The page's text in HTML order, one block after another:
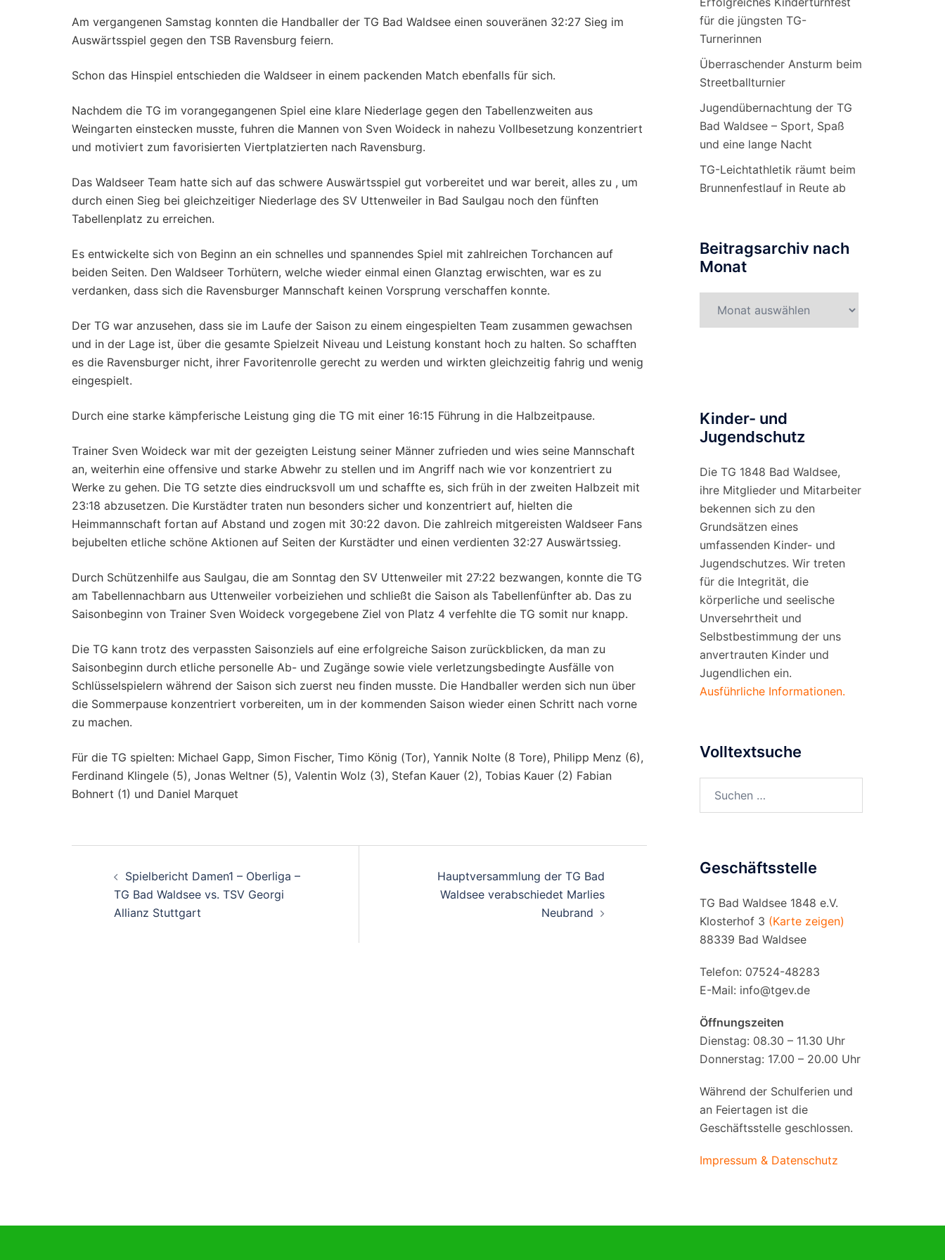
Am vergangenen Samstag konnten die Handballer der TG Bad Waldsee einen souveränen 32:27 Sieg im
Auswärtsspiel gegen den TSB Ravensburg feiern.
Schon das Hinspiel entschieden die Waldseer in einem packenden Match ebenfalls für sich.
Nachdem die TG im vorangegangenen Spiel eine klare Niederlage gegen den Tabellenzweiten aus
Weingarten einstecken musste, fuhren die Mannen von Sven Woideck in nahezu Vollbesetzung konzentriert
und motiviert zum favorisierten Viertplatzierten nach Ravensburg.
Das Waldseer Team hatte sich auf das schwere Auswärtsspiel gut vorbereitet und war bereit, alles zu , um
durch einen Sieg bei gleichzeitiger Niederlage des SV Uttenweiler in Bad Saulgau noch den fünften
Tabellenplatz zu erreichen.
Es entwickelte sich von Beginn an ein schnelles und spannendes Spiel mit zahlreichen Torchancen auf
beiden Seiten. Den Waldseer Torhütern, welche wieder einmal einen Glanztag erwischten, war es zu
verdanken, dass sich die Ravensburger Mannschaft keinen Vorsprung verschaffen konnte.
Der TG war anzusehen, dass sie im Laufe der Saison zu einem eingespielten Team zusammen gewachsen
und in der Lage ist, über die gesamte Spielzeit Niveau und Leistung konstant hoch zu halten. So schafften
es die Ravensburger nicht, ihrer Favoritenrolle gerecht zu werden und wirkten gleichzeitig fahrig und wenig
eingespielt.
Durch eine starke kämpferische Leistung ging die TG mit einer 16:15 Führung in die Halbzeitpause.
Trainer Sven Woideck war mit der gezeigten Leistung seiner Männer zufrieden und wies seine Mannschaft
an, weiterhin eine offensive und starke Abwehr zu stellen und im Angriff nach wie vor konzentriert zu
Werke zu gehen. Die TG setzte dies eindrucksvoll um und schaffte es, sich früh in der zweiten Halbzeit mit
23:18 abzusetzen. Die Kurstädter traten nun besonders sicher und konzentriert auf, hielten die
Heimmannschaft fortan auf Abstand und zogen mit 30:22 davon. Die zahlreich mitgereisten Waldseer Fans
bejubelten etliche schöne Aktionen auf Seiten der Kurstädter und einen verdienten 32:27 Auswärtssieg.
Durch Schützenhilfe aus Saulgau, die am Sonntag den SV Uttenweiler mit 27:22 bezwangen, konnte die TG
am Tabellennachbarn aus Uttenweiler vorbeiziehen und schließt die Saison als Tabellenfünfter ab. Das zu
Saisonbeginn von Trainer Sven Woideck vorgegebene Ziel von Platz 4 verfehlte die TG somit nur knapp.
Die TG kann trotz des verpassten Saisonziels auf eine erfolgreiche Saison zurückblicken, da man zu
Saisonbeginn durch etliche personelle Ab- und Zugänge sowie viele verletzungsbedingte Ausfälle von
Schlüsselspielern während der Saison sich zuerst neu finden musste. Die Handballer werden sich nun über
die Sommerpause konzentriert vorbereiten, um in der kommenden Saison wieder einen Schritt nach vorne
zu machen.
Für die TG spielten: Michael Gapp, Simon Fischer, Timo König (Tor), Yannik Nolte (8 Tore), Philipp Menz (6),
Ferdinand Klingele (5), Jonas Weltner (5), Valentin Wolz (3), Stefan Kauer (2), Tobias Kauer (2) Fabian
Bohnert (1) und Daniel Marquet
Spielbericht Damen1 – Oberliga –
TG Bad Waldsee vs. TSV Georgi
Allianz Stuttgart
Hauptversammlung der TG Bad
Waldsee verabschiedet Marlies
Neubrand
für die jüngsten TG-
Turnerinnen
Überraschender Ansturm beim
Streetballturnier
Jugendübernachtung der TG
Bad Waldsee – Sport, Spaß
und eine lange Nacht
TG-Leichtathletik räumt beim
Brunnenfestlauf in Reute ab
Beitragsarchiv nach
Monat
Kinder- und
Jugendschutz
Die TG 1848 Bad Waldsee,
ihre Mitglieder und Mitarbeiter
bekennen sich zu den
Grundsätzen eines
umfassenden Kinder- und
Jugendschutzes. Wir treten
für die Integrität, die
körperliche und seelische
Unversehrtheit und
Selbstbestimmung der uns
anvertrauten Kinder und
Jugendlichen ein.
Ausführliche Informationen.
Volltextsuche
Geschäftsstelle
TG Bad Waldsee 1848 e.V.
Klosterhof 3 (Karte zeigen)
88339 Bad Waldsee
Telefon: 07524-48283
E-Mail: info@tgev.de
Öffnungszeiten
Dienstag: 08.30 – 11.30 Uhr
Donnerstag: 17.00 – 20.00 Uhr
Während der Schulferien und
an Feiertagen ist die
Geschäftsstelle geschlossen.
Impressum & Datenschutz